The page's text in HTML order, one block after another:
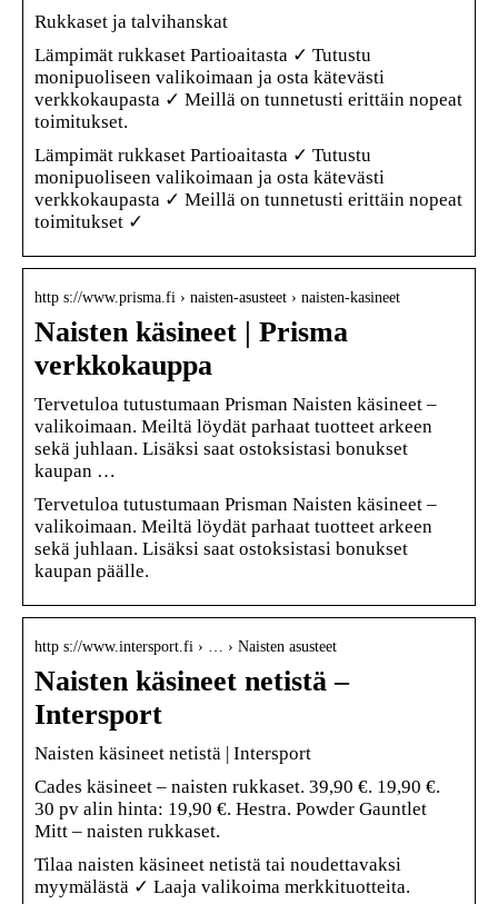
Rukkaset ja talvihanskat
Lämpimät rukkaset Partioaitasta ✓ Tutustu
monipuoliseen valikoimaan ja osta kätevästi
verkkokaupasta ✓ Meillä on tunnetusti erittäin nopeat
toimitukset.
Lämpimät rukkaset Partioaitasta ✓ Tutustu
monipuoliseen valikoimaan ja osta kätevästi
verkkokaupasta ✓ Meillä on tunnetusti erittäin nopeat
toimitukset ✓
http s://www.prisma.fi › naisten-asusteet › naisten-kasineet
Naisten käsineet | Prisma
verkkokauppa
Tervetuloa tutustumaan Prisman Naisten käsineet –
valikoimaan. Meiltä löydät parhaat tuotteet arkeen
sekä juhlaan. Lisäksi saat ostoksistasi bonukset
kaupan …
Tervetuloa tutustumaan Prisman Naisten käsineet –
valikoimaan. Meiltä löydät parhaat tuotteet arkeen
sekä juhlaan. Lisäksi saat ostoksistasi bonukset
kaupan päälle.
http s://www.intersport.fi › … › Naisten asusteet
Naisten käsineet netistä –
Intersport
Naisten käsineet netistä | Intersport
Cades käsineet – naisten rukkaset. 39,90 €. 19,90 €.
30 pv alin hinta: 19,90 €. Hestra. Powder Gauntlet
Mitt – naisten rukkaset.
Tilaa naisten käsineet netistä tai noudettavaksi
myymälästä ✓ Laaja valikoima merkkituotteita.